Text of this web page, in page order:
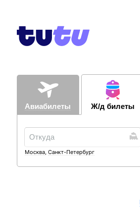
Авиабилеты Ж/д билеты
Москва, Санкт-Петербург